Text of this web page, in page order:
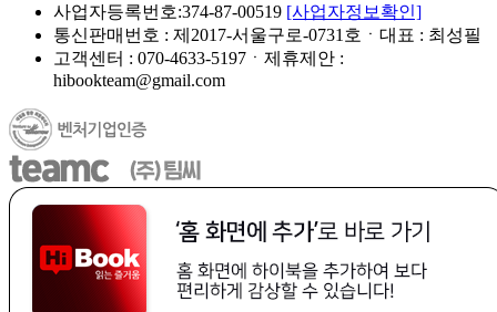
사업자등록번호:374-87-00519 [사업자정보확인]
통신판매번호 : 제2017-서울구로-0731호ㆍ대표 : 최성필
고객센터 : 070-4633-5197ㆍ제휴제안 :
hibookteam@gmail.com